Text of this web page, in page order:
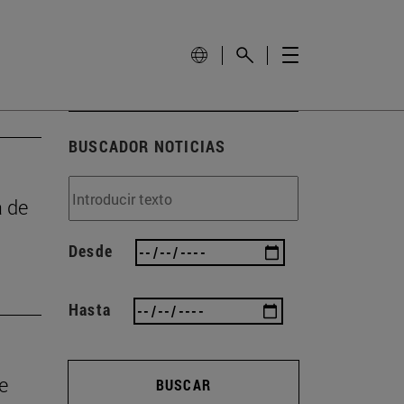
de
BUSCADOR NOTICIAS
Desde
Hasta
BUSCAR